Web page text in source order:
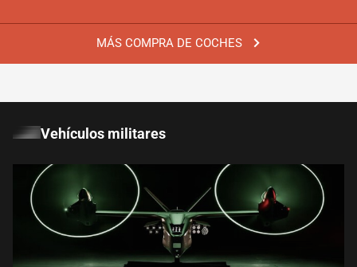
MÁS COMPRA DE COCHES
Vehículos militares